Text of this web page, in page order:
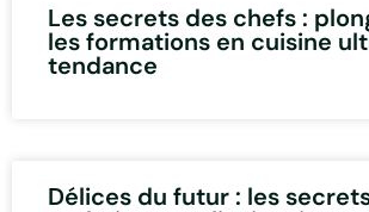
Les secrets des chefs :
les formations en cuisine
tendance
Délices du futur : les